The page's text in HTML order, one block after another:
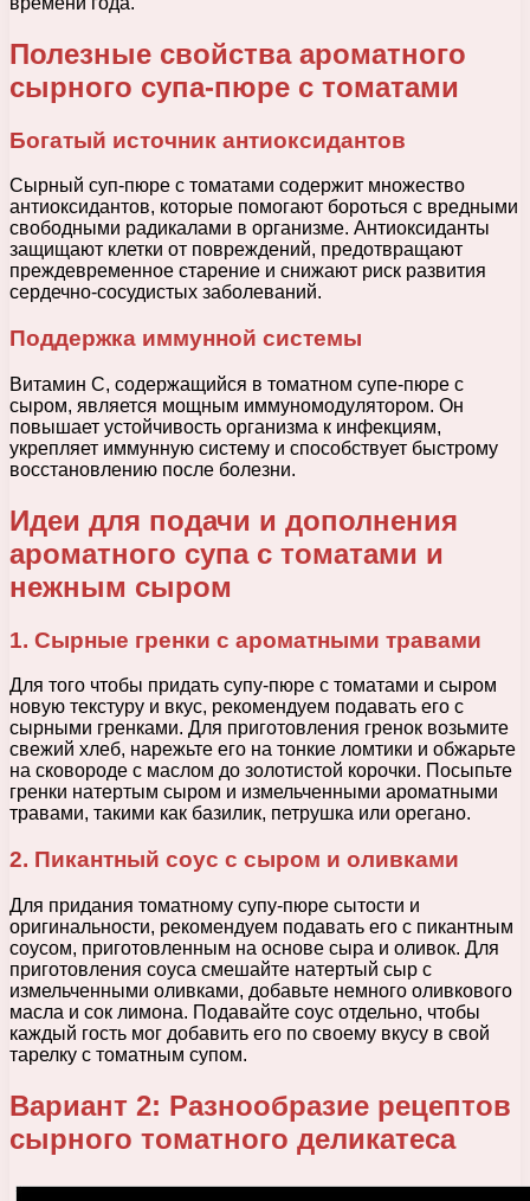
Полезные свойства ароматного
сырного супа-пюре с томатами
Богатый источник антиоксидантов
Сырный суп-пюре с томатами содержит множество
антиоксидантов, которые помогают бороться с вредными
свободными радикалами в организме. Антиоксиданты
защищают клетки от повреждений, предотвращают
преждевременное старение и снижают риск развития
сердечно-сосудистых заболеваний.
Поддержка иммунной системы
Витамин С, содержащийся в томатном супе-пюре с
сыром, является мощным иммуномодулятором. Он
повышает устойчивость организма к инфекциям,
укрепляет иммунную систему и способствует быстрому
восстановлению после болезни.
Идеи для подачи и дополнения
ароматного супа с томатами и
нежным сыром
1. Сырные гренки с ароматными травами
Для того чтобы придать супу-пюре с томатами и сыром
новую текстуру и вкус, рекомендуем подавать его с
сырными гренками. Для приготовления гренок возьмите
свежий хлеб, нарежьте его на тонкие ломтики и обжарьте
на сковороде с маслом до золотистой корочки. Посыпьте
гренки натертым сыром и измельченными ароматными
травами, такими как базилик, петрушка или орегано.
2. Пикантный соус с сыром и оливками
Для придания томатному супу-пюре сытости и
оригинальности, рекомендуем подавать его с пикантным
соусом, приготовленным на основе сыра и оливок. Для
приготовления соуса смешайте натертый сыр с
измельченными оливками, добавьте немного оливкового
масла и сок лимона. Подавайте соус отдельно, чтобы
каждый гость мог добавить его по своему вкусу в свой
тарелку с томатным супом.
Вариант 2: Разнообразие рецептов
сырного томатного деликатеса